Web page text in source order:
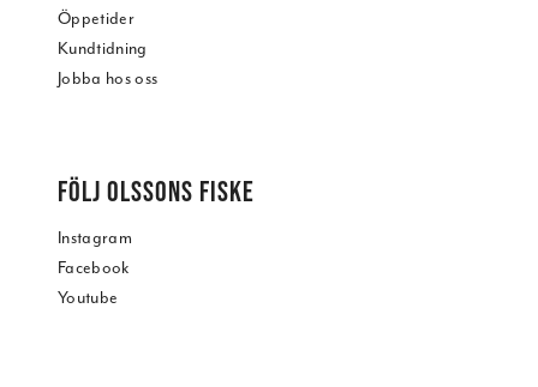
Öppetider
Kundtidning
Jobba hos oss
FÖLJ OLSSONS FISKE
Instagram
Facebook
Youtube